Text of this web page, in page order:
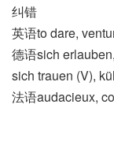
纠错
英语to dare,
德语sich
sich trauen (V)​,
法语audacieux,